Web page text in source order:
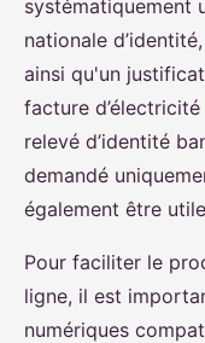
systématiquement
nationale
ainsi qu'un
facture
relevé d’identité
demandé
également être
Pour faciliter le
ligne, il est
numériques